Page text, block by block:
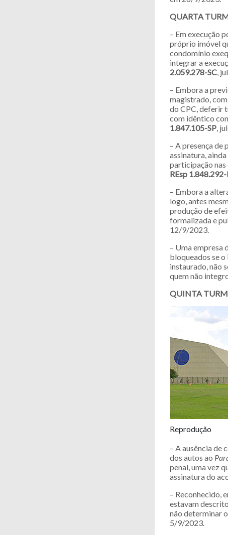
QUARTA
– Em execução
próprio imóvel
condomínio
integrar a
2.059.278-SC,
– Embora a
magistrado,
do CPC, deferir
com idêntico
1.847.105-SP,
– A presença
assinatura,
participação nas
REsp
– Embora a
logo, antes
produção de
formalizada e
12/9/2023.
– Uma empresa
bloqueados se
instaurado, não
quem não
QUINTA
Reprodução
– A ausência de
dos autos ao
penal, uma vez
assinatura do
– Reconhecido,
estavam
não determinar
5/9/2023.